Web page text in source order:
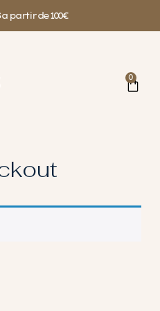
a partir de 100€
0